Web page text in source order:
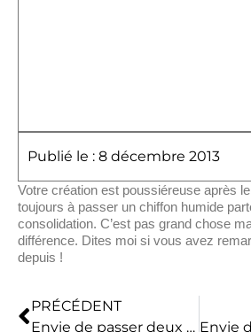
Publié le : 8 décembre 2013
Votre création est poussiéreuse après
toujours à passer un chiffon humide
consolidation. C’est pas grand chose
différence. Dites moi si vous avez
depuis !
PRÉCÉDENT
Envie de passer deux heures de création et de complicité avec votre enfant?